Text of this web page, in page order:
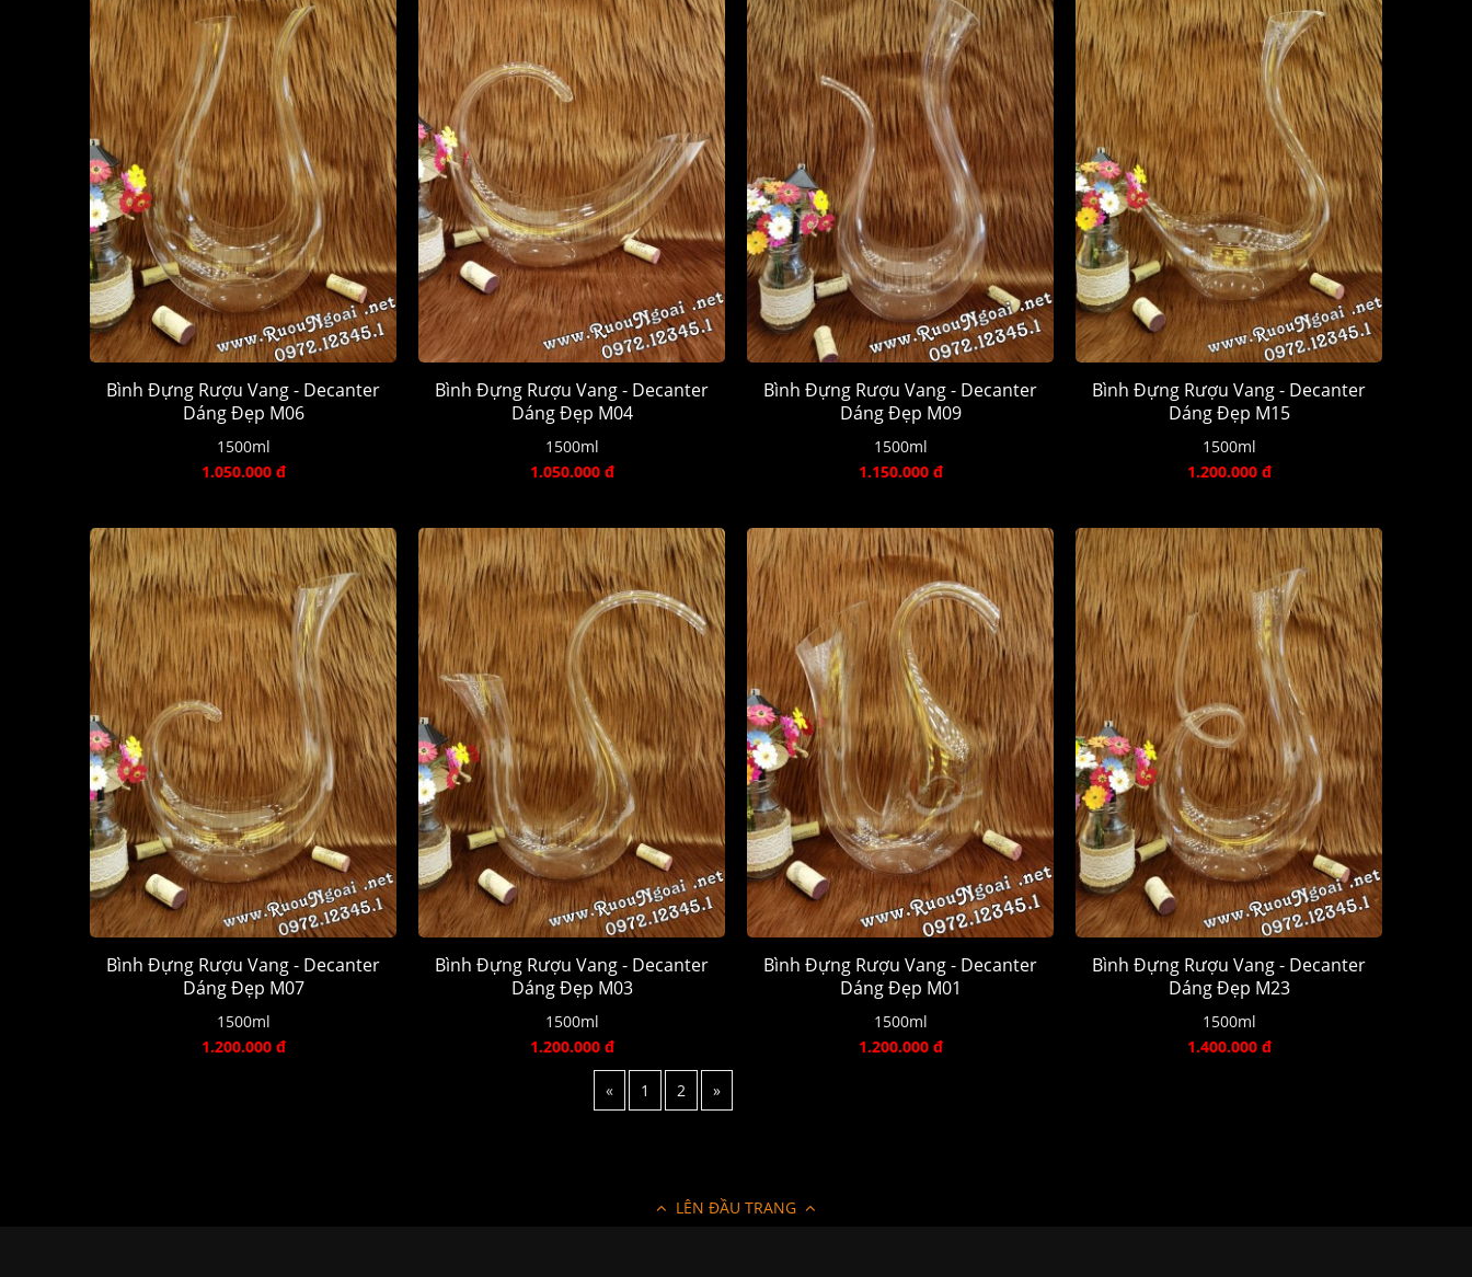
Bình Đựng Rượu Vang - Decanter
Dáng Đẹp M06
1500ml
1.050.000 đ
Bình Đựng Rượu Vang - Decanter
Dáng Đẹp M04
1500ml
1.050.000 đ
Bình Đựng Rượu Vang - Decanter
Dáng Đẹp M09
1500ml
1.150.000 đ
Bình Đựng Rượu Vang - Decanter
Dáng Đẹp M15
1500ml
1.200.000 đ
Bình Đựng Rượu Vang - Decanter
Dáng Đẹp M07
1500ml
1.200.000 đ
Bình Đựng Rượu Vang - Decanter
Dáng Đẹp M03
1500ml
1.200.000 đ
Bình Đựng Rượu Vang - Decanter
Dáng Đẹp M01
1500ml
1.200.000 đ
Bình Đựng Rượu Vang - Decanter
Dáng Đẹp M23
1500ml
1.400.000 đ
« 1 2 »
LÊN ĐẦU TRANG